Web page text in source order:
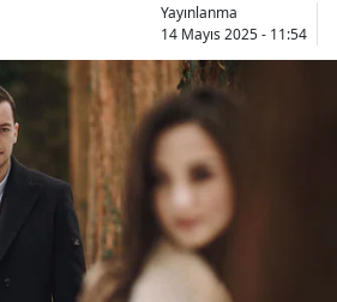
Yayınlanma
14 Mayıs 2025 - 11:54